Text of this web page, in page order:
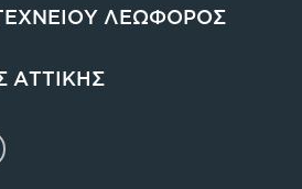
ΛΕΩΦΟΡΟΣ
ΑΤΤΙΚΗΣ